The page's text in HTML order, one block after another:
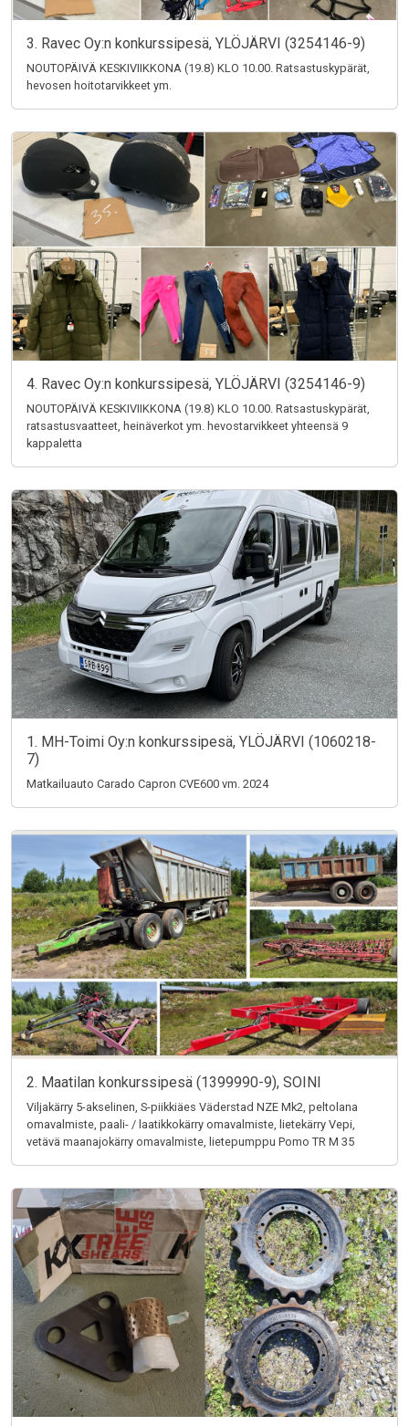
3. Ravec Oy:n konkurssipesä, YLÖJÄRVI (3254146-9)
NOUTOPÄIVÄ KESKIVIIKKONA (19.8) KLO 10.00. Ratsastuskypärät,
hevosen hoitotarvikkeet ym.
4. Ravec Oy:n konkurssipesä, YLÖJÄRVI (3254146-9)
NOUTOPÄIVÄ KESKIVIIKKONA (19.8) KLO 10.00. Ratsastuskypärät,
ratsastusvaatteet, heinäverkot ym. hevostarvikkeet yhteensä 9
kappaletta
1. MH-Toimi Oy:n konkurssipesä, YLÖJÄRVI (1060218-
7)
Matkailuauto Carado Capron CVE600 vm. 2024
2. Maatilan konkurssipesä (1399990-9), SOINI
Viljakärry 5-akselinen, S-piikkiäes Väderstad NZE Mk2, peltolana
omavalmiste, paali- / laatikkokärry omavalmiste, lietekärry Vepi,
vetävä maanajokärry omavalmiste, lietepumppu Pomo TR M 35